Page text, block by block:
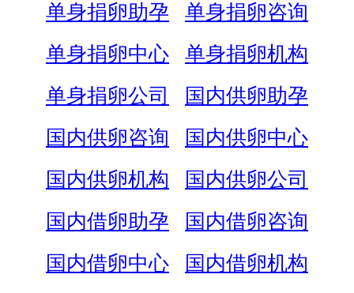
单身捐卵助孕
单身捐卵咨询
单身捐卵中心
单身捐卵机构
单身捐卵公司
国内供卵助孕
国内供卵咨询
国内供卵中心
国内供卵机构
国内供卵公司
国内借卵助孕
国内借卵咨询
国内借卵中心
国内借卵机构